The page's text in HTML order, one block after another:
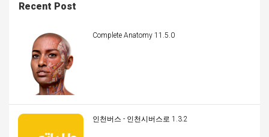
Recent Post
Complete Anatomy 11.5.0
인천버스 - 인천시버스로 1.3.2